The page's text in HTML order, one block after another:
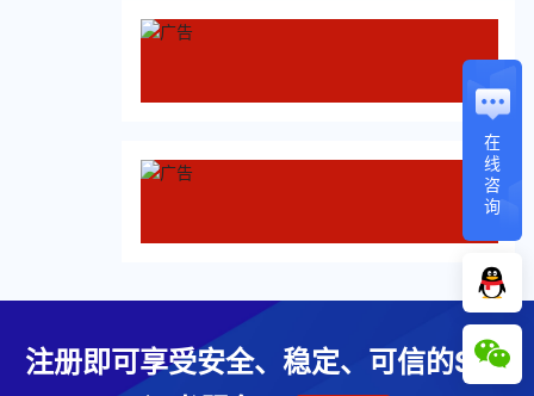
在
线
咨
询
注册即可享受安全、稳定、可信的SSL